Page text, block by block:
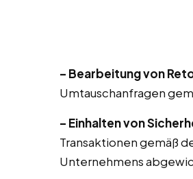
– Bearbeitung von
Umtauschanfragen
– Einhalten von
Transaktionen gemäß
Unternehmens